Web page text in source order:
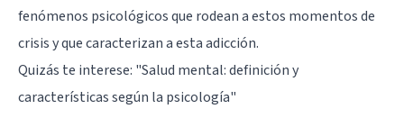
fenómenos psicológicos que rodean a estos momentos de
crisis y que caracterizan a esta adicción.
Quizás te interese: "Salud mental: definición y
características según la psicología"